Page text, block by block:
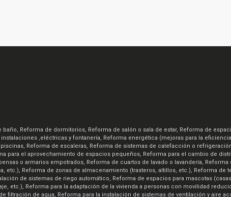
Reforma de dormitorios, Reforma de salón o sala de estar, Reforma de
,eléctricas y fontanería, Reforma energética (mejoras para la
Reforma de escaleras, Reforma de sistemas de calefacción o
para el aprovechamiento de espacios pequeños, Reforma para el cambio de
o armarios empotrados, Reforma de cuartos de lavado o lavandería,
etc.), Reforma de zonas de almacenamiento (trasteros, altillos, etc.), Reforma
de sistemas de riego automático, Reforma de espacios para mascotas
etc.), Reforma para la adaptación de la vivienda a personas con movilidad
filtración de agua, Reforma para la instalación de sistemas de ventilación y aire